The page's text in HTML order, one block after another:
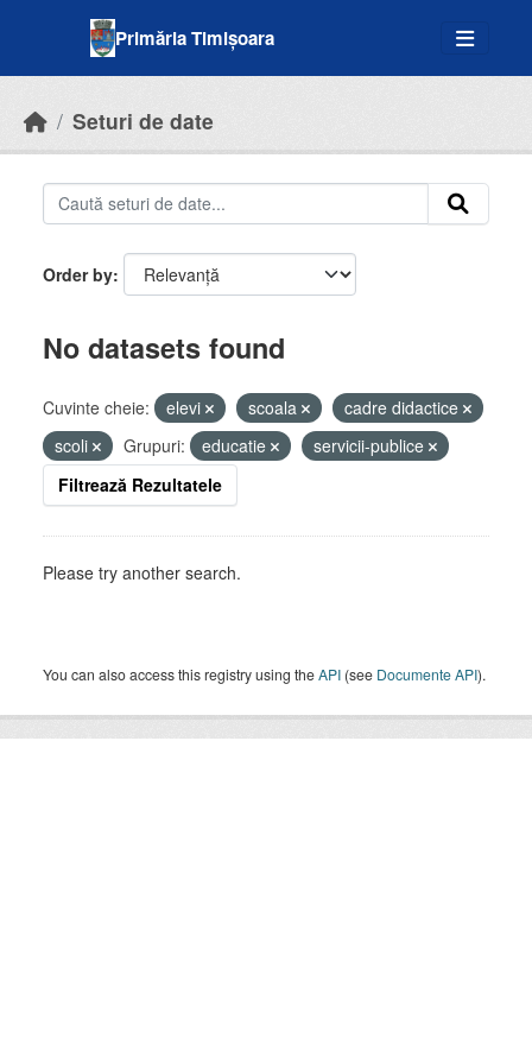
Primăria Timișoara
Seturi de date
Order by
No datasets found
Cuvinte cheie: elevi scoala
cadre didactice
scoli
Grupuri: educatie
servicii-publice
Filtrează Rezultatele
Please try another search.
You can also access this registry using theAPI (see Documente API).